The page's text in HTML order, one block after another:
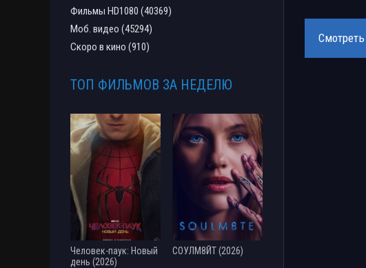
Смотреть
Фильмы HD1080 (40369)
Моб. видео (45294)
Скоро в кино (910)
ТОП ФИЛЬМОВ ЗА НЕДЕЛЮ
Человек-паук: Новый
день (2026)
СОУЛМ8ЙТ (2026)